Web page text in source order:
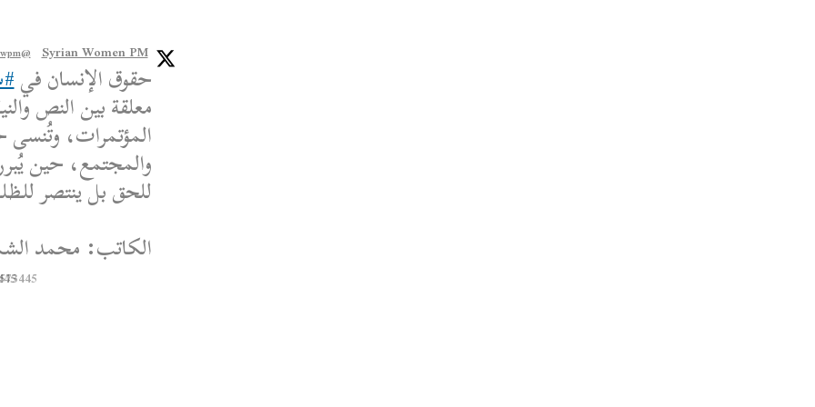
Syrian Women PM
@syriawpm
حقوق الإنسان في
معلقة بين النص
المؤتمرات،
والمجتمع، حين
للحق بل ينتصر
الكاتب: محمد